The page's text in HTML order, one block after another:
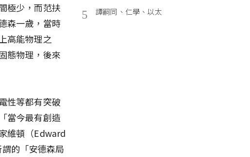
極少，而范扶
森一歲，當時
高能物理之
態物理，後來
性等都有突破
當今最有創造
維頓（Edward
的「安德森局
5 譚嗣同、仁學、以太